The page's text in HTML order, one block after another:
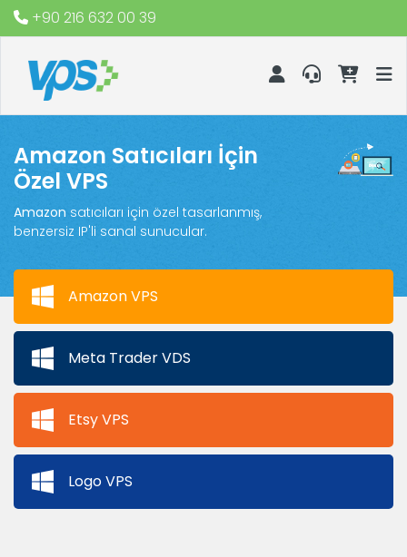
+90 216 632 00 39
Amazon Satıcıları İçin
Özel VPS
Amazon satıcıları için özel tasarlanmış,
benzersiz IP'li sanal sunucular.
Amazon VPS
Meta Trader VDS
Etsy VPS
Logo VPS